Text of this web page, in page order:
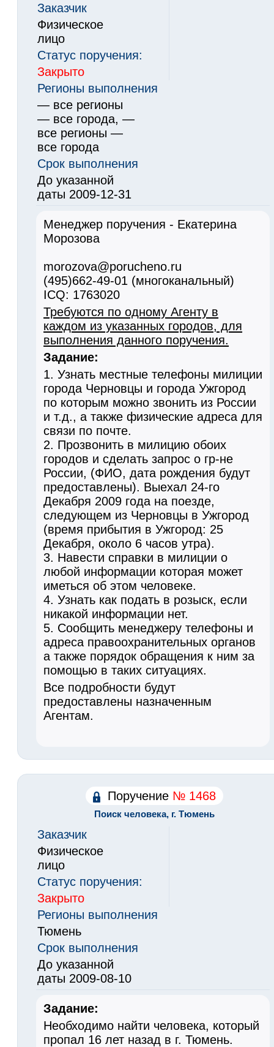
Заказчик
Физическое
лицо
Статус поручения:
Закрыто
Регионы выполнения
— все регионы
— все города, —
все регионы —
все города
Срок выполнения
До указанной
даты 2009-12-31
Менеджер поручения - Екатерина
Морозова
morozova@porucheno.ru
(495)662-49-01 (многоканальный)
ICQ: 1763020
Требуются по одному Агенту в
каждом из указанных городов, для
выполнения данного поручения.
Задание:
1. Узнать местные телефоны милиции
города Черновцы и города Ужгород
по которым можно звонить из России
и т.д., а также физические адреса для
связи по почте.
2. Прозвонить в милицию обоих
городов и сделать запрос о гр-не
России, (ФИО, дата рождения будут
предоставлены). Выехал 24-го
Декабря 2009 года на поезде,
следующем из Черновцы в Ужгород
(время прибытия в Ужгород: 25
Декабря, около 6 часов утра).
3. Навести справки в милиции о
любой информации которая может
иметься об этом человеке.
4. Узнать как подать в розыск, если
никакой информации нет.
5. Сообщить менеджеру телефоны и
адреса правоохранительных органов
а также порядок обращения к ним за
помощью в таких ситуациях.
Все подробности будут
предоставлены назначенным
Агентам.
Поручение № 1468
Поиск человека, г. Тюмень
Заказчик
Физическое
лицо
Статус поручения:
Закрыто
Регионы выполнения
Тюмень
Срок выполнения
До указанной
даты 2009-08-10
Задание:
Необходимо найти человека, который
пропал 16 лет назад в г. Тюмень.